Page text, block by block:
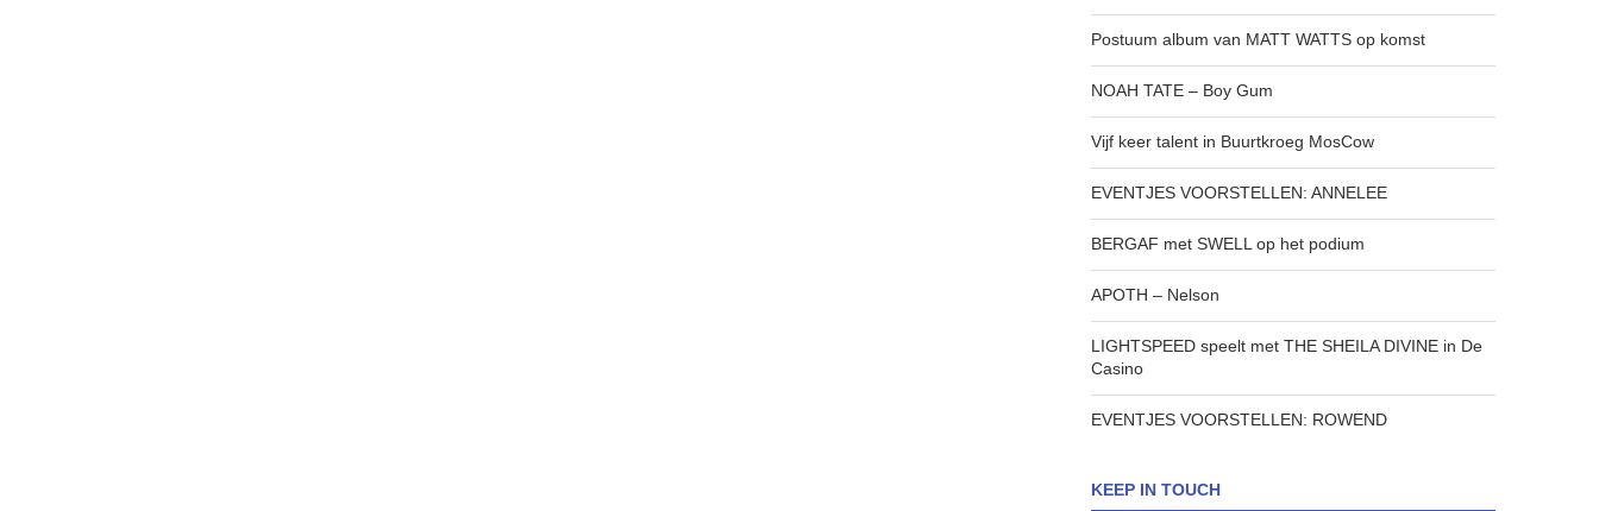
Postuum album van MATT WATTS op komst
NOAH TATE – Boy Gum
Vijf keer talent in Buurtkroeg MosCow
EVENTJES VOORSTELLEN: ANNELEE
BERGAF met SWELL op het podium
APOTH – Nelson
LIGHTSPEED speelt met THE SHEILA DIVINE in De
Casino
EVENTJES VOORSTELLEN: ROWEND
KEEP IN TOUCH